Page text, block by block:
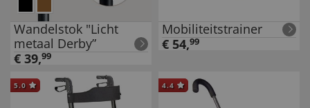
Wandelstok "Licht
metaal Derby”
€ 39,99
Mobiliteitstrainer
€ 54,99
5.0 4.4